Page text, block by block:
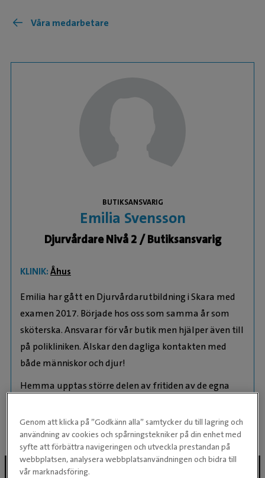
Våra medarbetare
BUTIKSANSVARIG
Emilia Svensson
Djurvårdare Nivå 2 / Butiksansvarig
KLINIK:Åhus
Emilia har gått en Djurvårdarutbildning i Skara med
examen 2017. Började hos oss som samma år som
sköterska. Ansvarar för vår butik men hjälper även till
på polikliniken. Älskar den dagliga kontakten med
både människor och djur!
Hemma upptas större delen av fritiden av de egna
Genom att klicka på ”Godkänn alla” samtycker du till lagring och
användning av cookies och spårningstekniker på din enhet med
syfte att förbättra navigeringen och utveckla prestandan på
webbplatsen, analysera webbplatsanvändningen och bidra till
vår marknadsföring.